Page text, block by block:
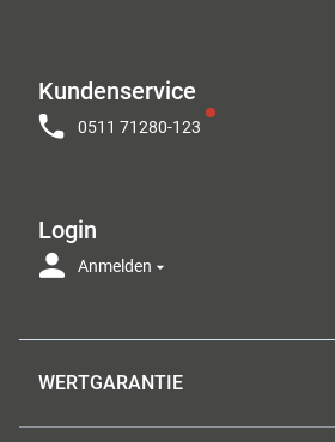
Kundenservice
0511 71280-123
Login
Anmelden
WERTGARANTIE